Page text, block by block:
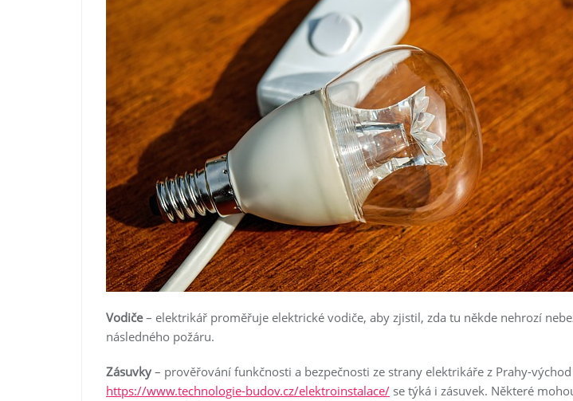
Vodiče– elektrikář proměřuje elektrické vodiče, aby zjistil, zda tu někde nehrozí
následného požáru.
Zásuvky – prověřování funkčnosti a bezpečnosti ze strany elektrikáře z Prahy-východ
https://www.technologie-budov.cz/elektroinstalace/ se týká i zásuvek. Některé